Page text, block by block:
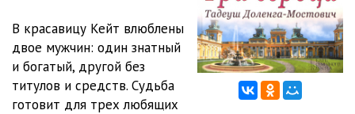
19:22
02_05_Tri serdtsa 24:46
03_01_Tri serdtsa 21:08
03_02_Tri serdtsa
В красавицу Кейт влюблены
двое мужчин: один знатный
и богатый, другой без
титулов и средств. Судьба
готовит для трех любящих